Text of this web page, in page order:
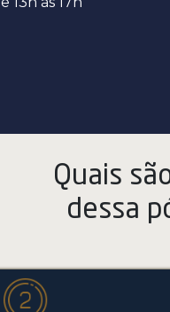
Quais
dessa